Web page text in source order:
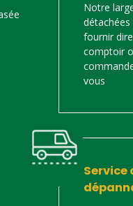
Notre
fournir
comptoir
vous
Service